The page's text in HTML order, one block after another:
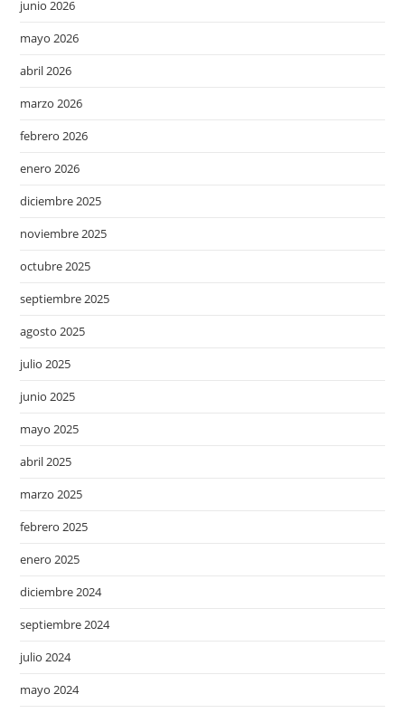
junio 2026
mayo 2026
abril 2026
marzo 2026
febrero 2026
enero 2026
diciembre 2025
noviembre 2025
octubre 2025
septiembre 2025
agosto 2025
julio 2025
junio 2025
mayo 2025
abril 2025
marzo 2025
febrero 2025
enero 2025
diciembre 2024
septiembre 2024
julio 2024
mayo 2024